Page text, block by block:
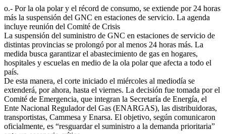
o.- Por la ola polar y el récord de consumo, se extiende por 24 horas
más la suspensión del GNC en estaciones de servicio. La agenda
incluye reunión del Comité de Crisis
La suspensión del suministro de GNC en estaciones de servicio de
distintas provincias se prolongó por al menos 24 horas más. La
medida busca garantizar el abastecimiento de gas en hogares,
hospitales y escuelas en medio de la ola polar que afecta a todo el
país.
De esta manera, el corte iniciado el miércoles al mediodía se
extenderá, por ahora, hasta el viernes. La decisión fue tomada por el
Comité de Emergencia, que integran la Secretaría de Energía, el
Ente Nacional Regulador del Gas (ENARGAS), las distribuidoras,
transportistas, Cammesa y Enarsa. El objetivo, según comunicaron
oficialmente, es “resguardar el suministro a la demanda prioritaria”